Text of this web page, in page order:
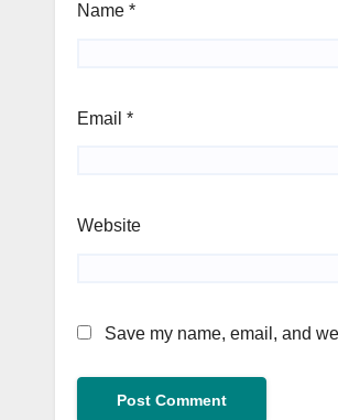
Name *
Email *
Website
Save my name, email, and